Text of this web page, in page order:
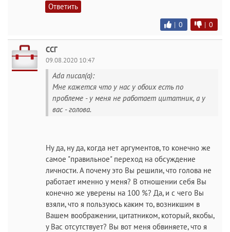
Ответить
| 0 | 0
ССГ
09.08.2020 10:47
Ada писал(а):
Мне кажется что у нас у обоих есть по
проблеме - у меня не работает цитатник, а у
вас - голова.
Ну да, ну да, когда нет аргументов, то конечно же
самое "правильное" переход на обсуждение
личности. А почему это Вы решили, что голова не
работает именно у меня? В отношении себя Вы
конечно же уверены на 100 %? Да, и с чего Вы
взяли, что я пользуюсь каким то, возникшим в
Вашем воображении, цитатником, который, якобы,
у Вас отсутствует? Вы вот меня обвиняете, что я